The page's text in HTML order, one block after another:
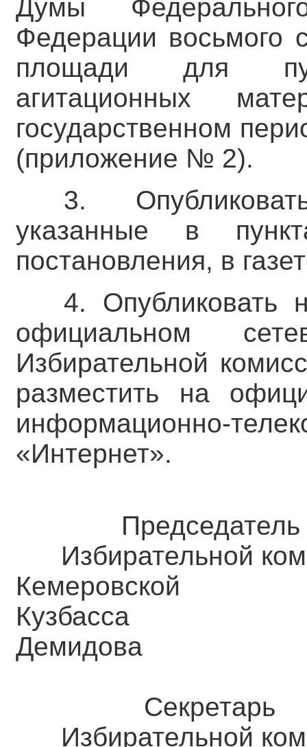
Думы
Федерации восьмого
площади для
агитационных
государственном
(приложение № 2).
3.
указанные в
постановления, в
4. Опубликовать
официальном
Избирательной
разместить на
информационно-
«Интернет».
Председатель
Избирательной
Демидова
Секретарь
Избирательной